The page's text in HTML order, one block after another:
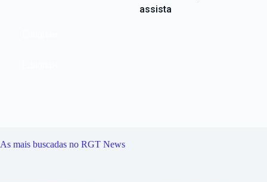
assista
As mais buscadas no RGT News